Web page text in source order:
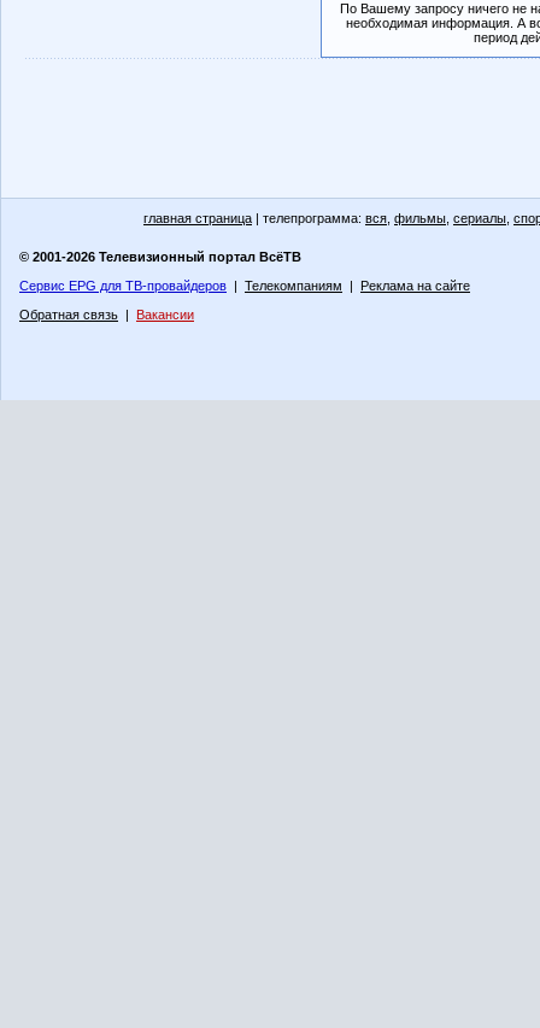
По Вашему запросу ничего не
необходимая информация. А
период
главная страница | телепрограмма: вся фильмы сериалы
© 2001-2026 Телевизионный портал ВсёТВ
Сервис EPG для ТВ-провайдеров | Телекомпаниям | Реклама на сайте
Обратная связь | Вакансии